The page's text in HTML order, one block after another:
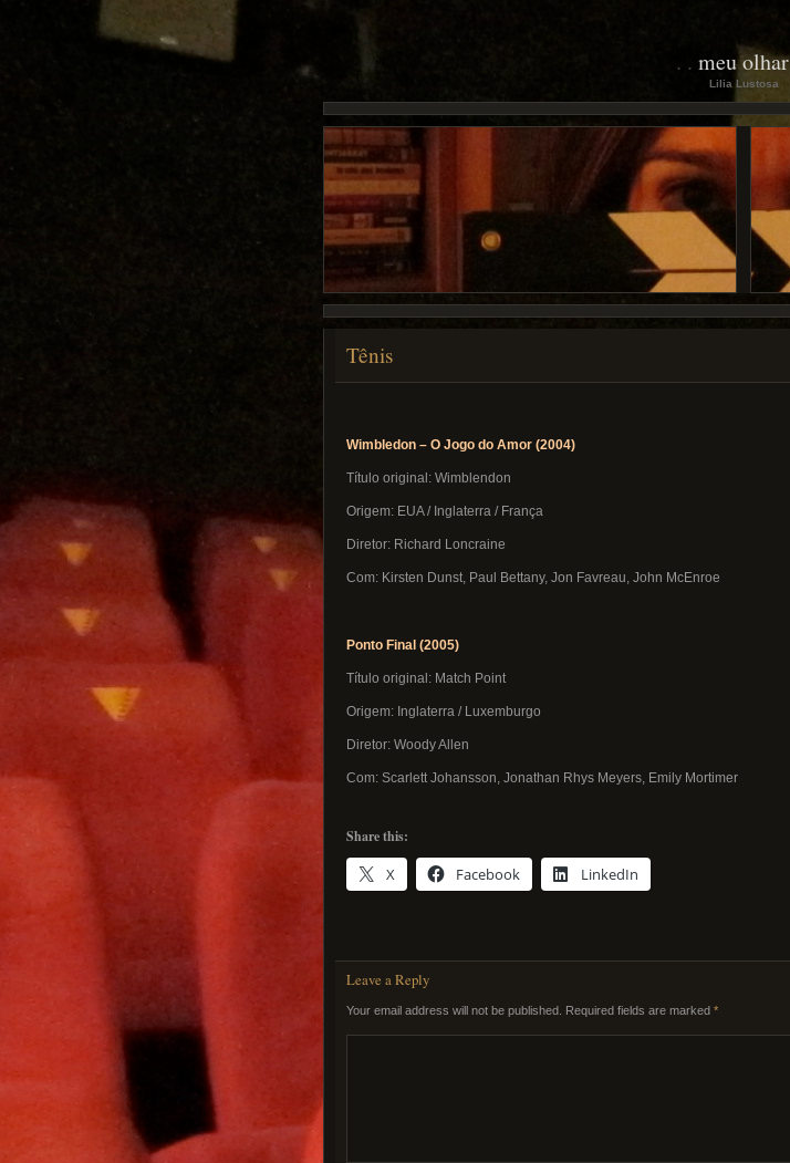
meu olhar
Lilia Lustosa
Tênis
Wimbledon – O Jogo do Amor (2004)
Título original: Wimblendon
Origem: EUA / Inglaterra / França
Diretor: Richard Loncraine
Com: Kirsten Dunst, Paul Bettany, Jon Favreau, John McEnroe
Ponto Final (2005)
Título original: Match Point
Origem: Inglaterra / Luxemburgo
Diretor: Woody Allen
Com: Scarlett Johansson, Jonathan Rhys Meyers, Emily Mortimer
Share this:
X Facebook LinkedIn
Leave a Reply
Your email address will not be published. Required fields are marked *